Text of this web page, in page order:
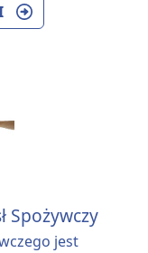
Spożywczy
jest